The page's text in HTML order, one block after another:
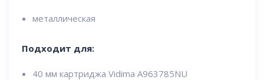
металлическая
Подходит для:
40 мм картриджа Vidima A963785NU